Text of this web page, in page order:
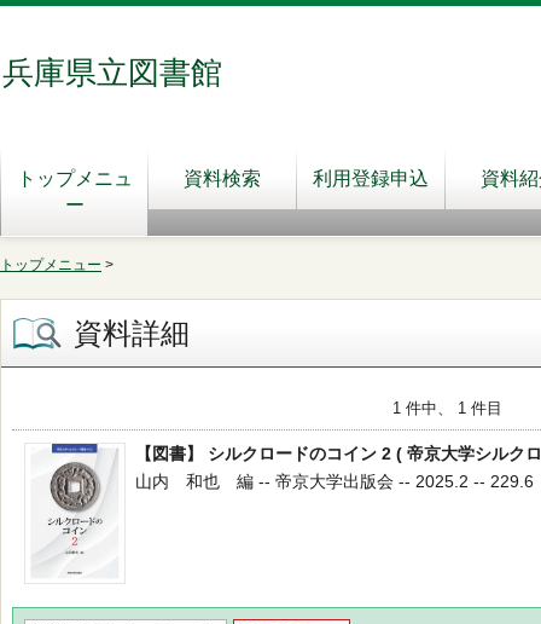
兵庫県立図書館
トップメニュ
ー
資料検索 利用登録申込 資料
トップメニュー >
資料詳細
1 件中、 1 件目
【図書】 シルクロードのコイン 2 ( 帝京大学シルク
山内 和也 編 -- 帝京大学出版会 -- 2025.2 -- 229.6